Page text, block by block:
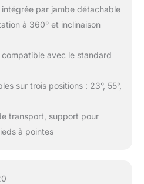
par jambe détachable
à 360° et inclinaison
avec le standard
sur trois positions : 23°, 55°,
transport, support pour
à pointes